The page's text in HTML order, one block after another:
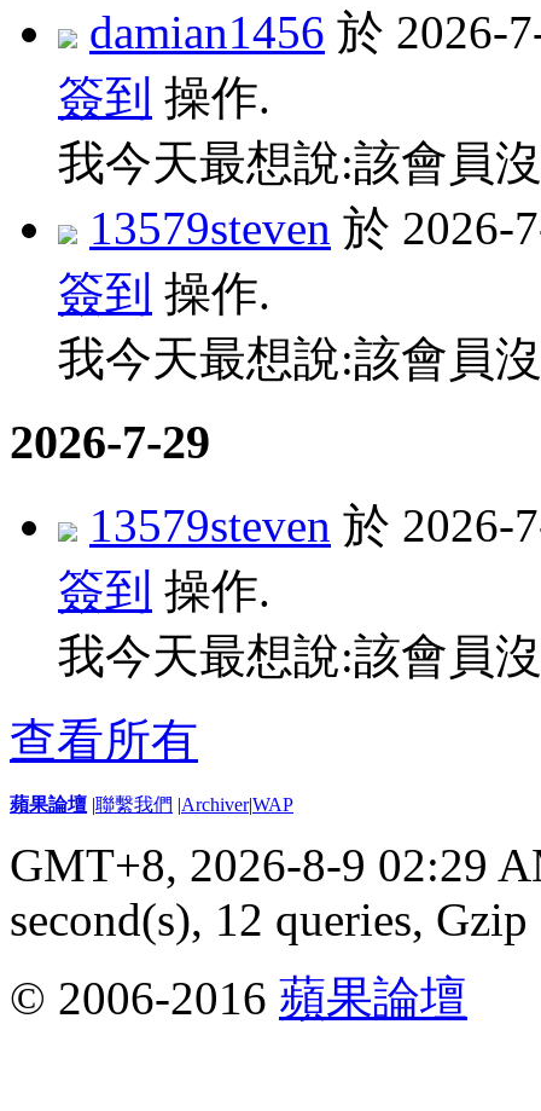
damian1456 於 2026-
簽到 操作.
我今天最想說:該會員
13579steven 於 2026-
簽到 操作.
我今天最想說:該會員
2026-7-29
13579steven 於 2026-
簽到 操作.
我今天最想說:該會員
查看所有
蘋果論壇 |聯繫我們 |Archiver|WAP
GMT+8, 2026-8-9 02:29
second(s), 12 queries, Gzip
© 2006-2016 蘋果論壇